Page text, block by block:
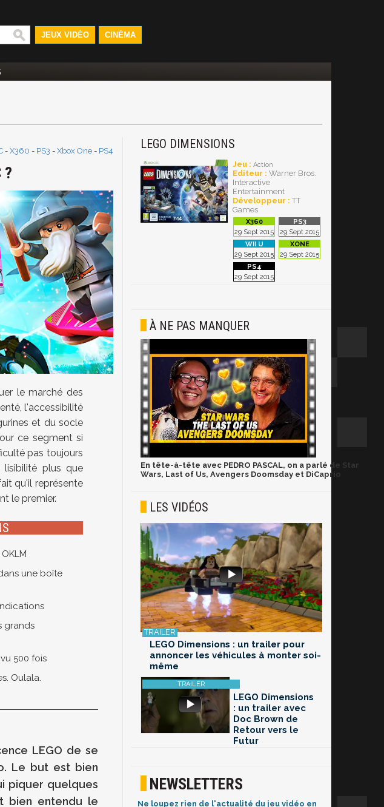
JEUX VIDÉO CINÉMA
- X360 - PS3 - Xbox One - PS4
?
le marché des
l'accessibilité
et du socle
ce segment si
pas toujours
plus que
qu'il représente
le premier.
une boîte
grands
500 fois
Oulala.
LEGO de se
Le but est bien
piquer quelques
bien entendu le
LEGO DIMENSIONS
Jeu : Action
Editeur : Warner Bros.
Interactive
Entertainment
Développeur : TT
Games
29 Sept 2015 29 Sept 2015
29 Sept 2015 29 Sept 2015
29 Sept 2015
À NE PAS MANQUER
En tête-à-tête avec PEDRO PASCAL, on a parlé de Star
Wars, Last of Us, Avengers Doomsday et DiCaprio
LES VIDÉOS
LEGO Dimensions : un trailer pour
annoncer les véhicules à monter soi-
même
LEGO Dimensions
: un trailer avec
Doc Brown de
Retour vers le
Futur
NEWSLETTERS
Ne loupez rien de l'actualité du jeu vidéo en